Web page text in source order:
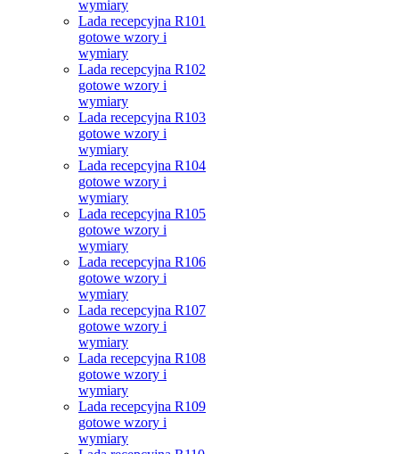
wymiary
Lada recepcyjna R101
gotowe wzory i
wymiary
Lada recepcyjna R102
gotowe wzory i
wymiary
Lada recepcyjna R103
gotowe wzory i
wymiary
Lada recepcyjna R104
gotowe wzory i
wymiary
Lada recepcyjna R105
gotowe wzory i
wymiary
Lada recepcyjna R106
gotowe wzory i
wymiary
Lada recepcyjna R107
gotowe wzory i
wymiary
Lada recepcyjna R108
gotowe wzory i
wymiary
Lada recepcyjna R109
gotowe wzory i
wymiary